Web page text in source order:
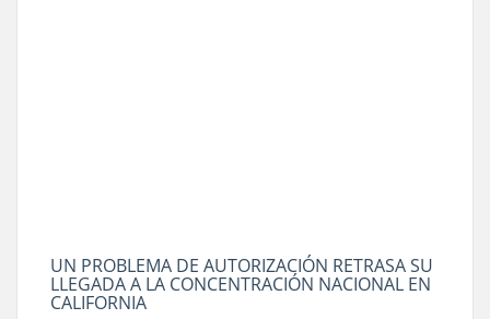
UN PROBLEMA DE AUTORIZACIÓN RETRASA SU
LLEGADA A LA CONCENTRACIÓN NACIONAL EN
CALIFORNIA